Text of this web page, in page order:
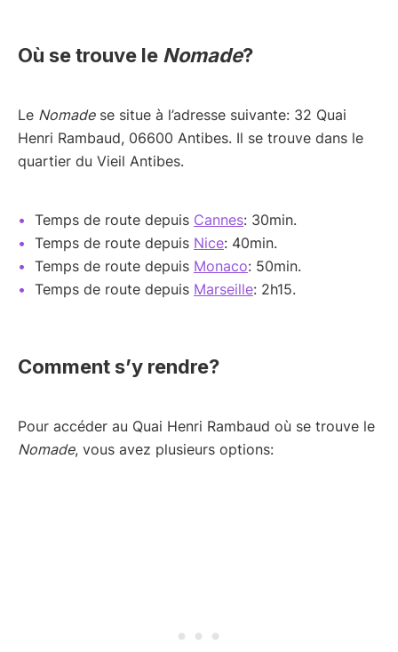
Où se trouve le Nomade?
Le Nomadese situe à l’adresse suivante: 32 Quai
Henri Rambaud, 06600 Antibes. Il se trouve dans le
quartier du Vieil Antibes.
Temps de route depuis Cannes: 30min.
Temps de route depuis Nice: 40min.
Temps de route depuis Monaco: 50min.
Temps de route depuis Marseille: 2h15.
Comment s’y rendre?
Pour accéder au Quai Henri Rambaud où se trouve le
Nomade, vous avez plusieurs options: